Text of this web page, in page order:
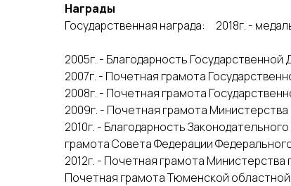
Награды
Государственная награда: 2018г. -
2005г. - Благодарность
2007г. - Почетная грамота
2008г. - Почетная грамота
2009г. - Почетная грамота
2010г. - Благодарность
грамота Совета Федерации
2012г. - Почетная грамота
Почетная грамота Тюменской